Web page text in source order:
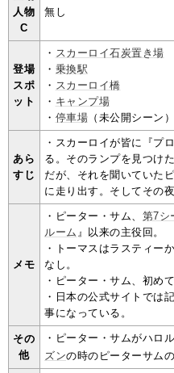
人物
C
無し
登場
スポ
ット
・ スカーロイ石炭置き場
・ 乗換駅
・ スカーロイ橋
・ キャンプ場
・ 停車場 （未公開シーン）
あら
すじ
・スカーロイが皆に『プ
る。そのランプを見つけ
だが、それを聞いていた
に走り出す。そしてその
メモ
・ピーター・サム、 第7シ
ルーム 』以来の主役回。
・トーマスはラスティー
なし。
・ピーター・サム、初め
・日本の公式サイトでは
事になっている。
その
他
・ピーター・サムがハロ
ズンの時のピーターサム